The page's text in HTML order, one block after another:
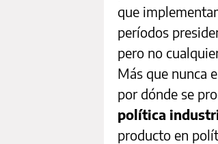
que
períodos
pero no
Más que nunca
por dónde se
política
producto en